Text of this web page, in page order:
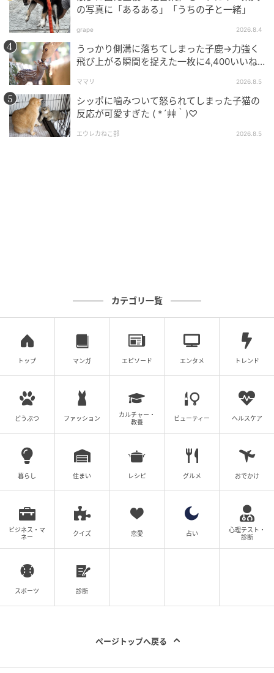
「見つけてくれたの？」道路脇の野良子猫さ
んが女性の足元へトコトコ
の写真に「あるある」「うちの子と一緒」
grape 2026.8.4
うっかり側溝に落ちてしまった子鹿→力強く
飛び上がる瞬間を捉えた一枚に4,400いいね
ママリ 2026.8.5
シッポに噛みついて怒られてしまった子猫の
反応が可愛すぎた ( *´艸｀)♡
エウレカねこ部 2026.8.5
カテゴリ一覧
トップ マンガ エピソード エンタメ トレンド
どうぶつ ファッション
カルチャー・
教養
ビューティー ヘルスケア
暮らし 住まい レシピ グルメ おでかけ
ビジネス・マ
ネー
クイズ 恋愛 占い
心理テスト・
診断
スポーツ 診断
ページトップへ戻る